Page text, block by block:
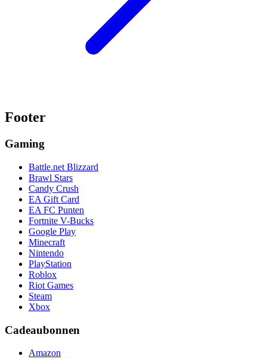
Footer
Gaming
Battle.net Blizzard
Brawl Stars
Candy Crush
EA Gift Card
EA FC Punten
Fortnite V-Bucks
Google Play
Minecraft
Nintendo
PlayStation
Roblox
Riot Games
Steam
Xbox
Cadeaubonnen
Amazon